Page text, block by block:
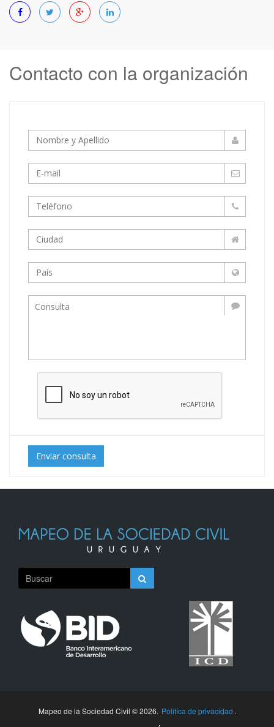
Contacto con la organización
Enviar consulta
Mapeo de la Sociedad Civil © 2026. Politíca de privacidad .